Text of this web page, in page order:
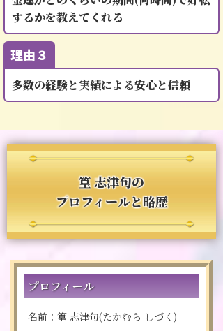
するかを教えてくれる
理由３
多数の経験と実績による安心と信頼
篁 志津句の
プロフィールと略歴
プロフィール
名前：篁 志津句(たかむら しづく)